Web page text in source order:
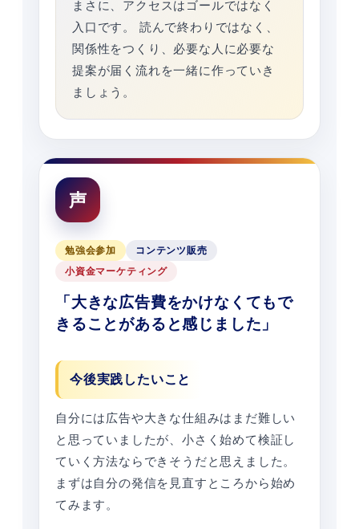
まさに、アクセスはゴールではなく
入口です。 読んで終わりではなく、
関係性をつくり、必要な人に必要な
提案が届く流れを一緒に作っていき
ましょう。
声
勉強会参加
コンテンツ販売
小資金マーケティング
「大きな広告費をかけなくてもで
きることがあると感じました」
今後実践したいこと
自分には広告や大きな仕組みはまだ難しい
と思っていましたが、小さく始めて検証し
ていく方法ならできそうだと思えました。
まずは自分の発信を見直すところから始め
てみます。